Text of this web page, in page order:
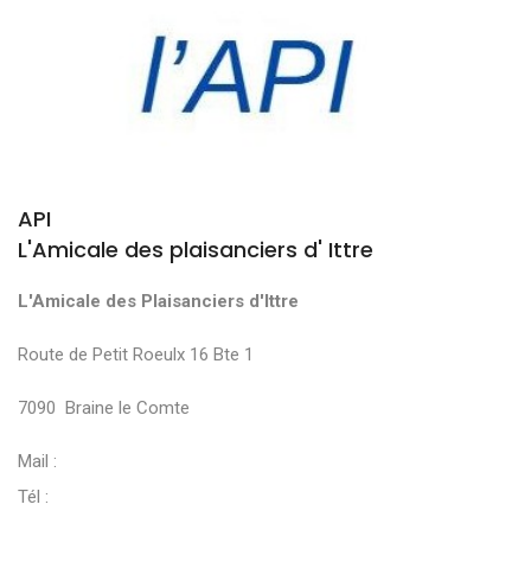
API
L'Amicale des plaisanciers d' Ittre
L'Amicale des Plaisanciers d'Ittre
Route de Petit Roeulx 16 Bte 1
7090 Braine le Comte
Mail :
Tél :